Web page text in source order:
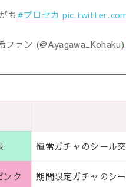
ち #プロセカ
ファン (@Ayagawa_Kohaku)
恒常ガチャのシール
ンク 期間限定ガチャのシ